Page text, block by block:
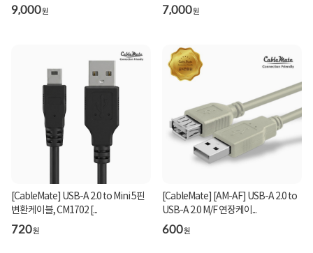
9,000원 7,000원
[CableMate] USB-A 2.0 to Mini 5핀
변환케이블, CM1702 [...
720원
[CableMate] [AM-AF] USB-A 2.0 to
USB-A 2.0 M/F 연장케이...
600원